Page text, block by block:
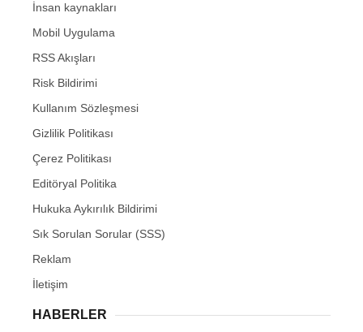
İnsan kaynakları
Mobil Uygulama
RSS Akışları
Risk Bildirimi
Kullanım Sözleşmesi
Gizlilik Politikası
Çerez Politikası
Editöryal Politika
Hukuka Aykırılık Bildirimi
Sık Sorulan Sorular (SSS)
Reklam
İletişim
HABERLER